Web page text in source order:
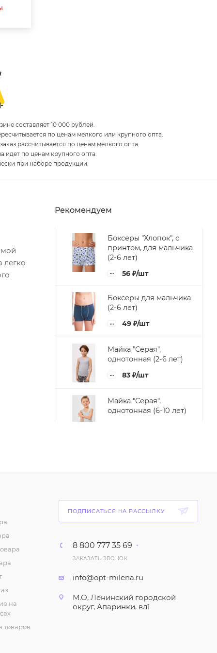
составляет 10 000 рублей.
по ценам мелкого или крупного опта.
рассчитывается по ценам мелкого опта.
идет по ценам крупного опта.
при наборе продукции.
легко
Рекомендуем
Боксеры "Хлопок", с
принтом, для мальчика
(2-6 лет)
56 ₽/шт
Боксеры для мальчика
(2-6 лет)
49 ₽/шт
Майка "Серая",
однотонная (2-6 лет)
83 ₽/шт
Майка "Серая",
однотонная (6-10 лет)
Комплект: Футболка и
шорты для мальчика
252 ₽
мальчика (3-7 лет)
42₽/шт
на
товаров
ПОДПИСАТЬСЯ НА РАССЫЛКУ
8 800 777 35 69
ЗАКАЗАТЬ ЗВОНОК
info@opt-milena.ru
М.О, Ленинский городской
округ, Апаринки, вл1